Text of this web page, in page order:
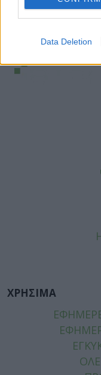
Data Deletion
ΧΡΗΣΙΜΑ